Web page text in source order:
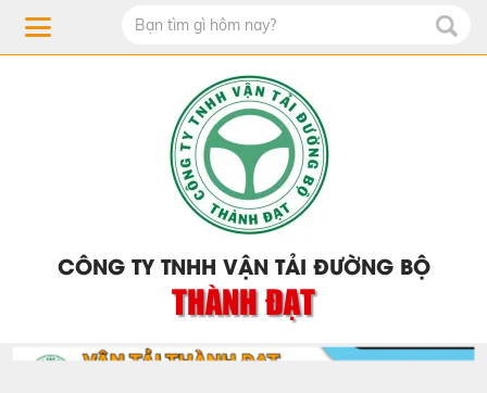
CÔNG TY TNHH VẬN TẢI ĐƯỜNG BỘ
THÀNH ĐẠT